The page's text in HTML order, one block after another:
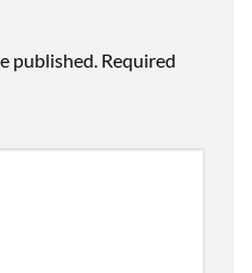
published. Required